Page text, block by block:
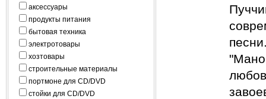
аксессуары
продукты питания
бытовая техника
электротовары
хозтовары
строительные материалы
портмоне для CD/DVD
стойки для CD/DVD